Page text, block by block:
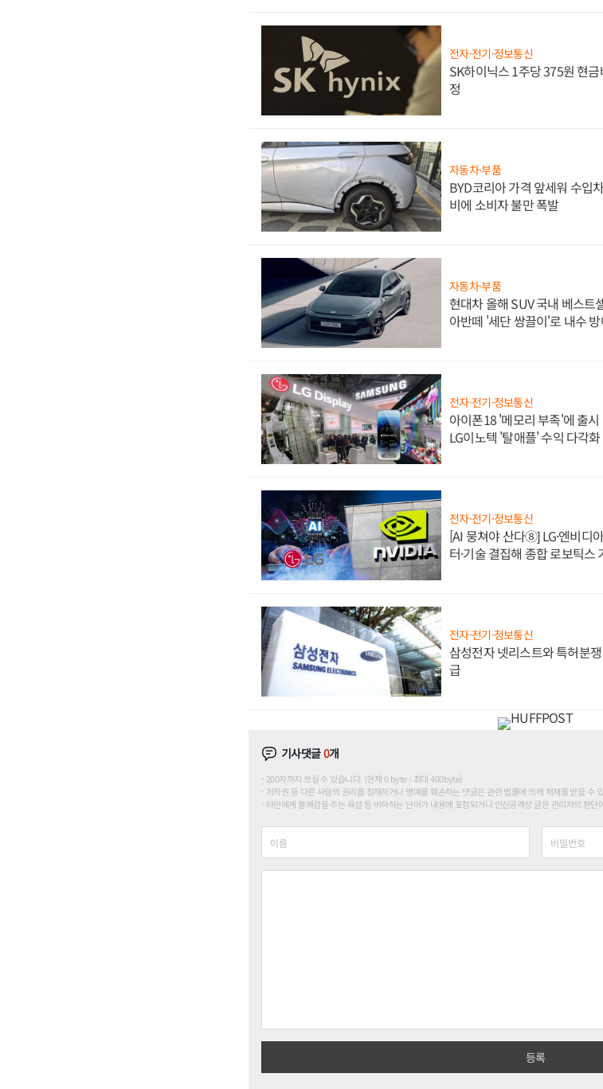
전자·전기·정보통신
SK하이닉스 1주당 375원 현
정
자동차·부품
BYD코리아 가격 앞세워 수입
비에 소비자 불만 폭발
자동차·부품
현대차 올해 SUV 국내 베스트
아반떼 '세단 쌍끌이'로 내수
전자·전기·정보통신
아이폰18 '메모리 부족'에 출
LG이노텍 '탈애플' 수익 다각
전자·전기·정보통신
[AI 뭉쳐야 산다⑧] LG·엔비디
터·기술 결집해 종합 로보틱스
전자·전기·정보통신
삼성전자 넷리스트와 특허분
급
기사댓글0개
200자까지 쓰실 수 있습니다. (현재 0 byte / 최대 400byte)
저작권 등 다른 사람의 권리를 침해하거나 명예를 훼손하는 댓글은 관련 법률에 의해 제재를 받을 수
타인에게 불쾌감을 주는 욕설 등 비하하는 단어가 내용에 포함되거나 인신공격성 글은 관리자의 판단